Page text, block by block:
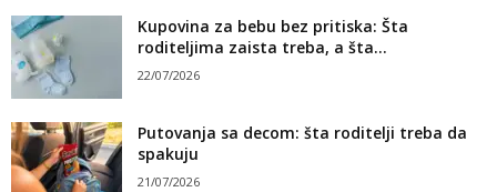
Kupovina za bebu bez pritiska: Šta
roditeljima zaista treba, a šta...
22/07/2026
Putovanja sa decom: šta roditelji treba da
spakuju
21/07/2026